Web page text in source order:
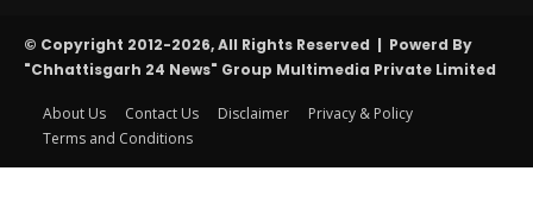
© Copyright 2012-2026, All Rights Reserved | Powerd By
"Chhattisgarh 24 News" Group Multimedia Private Limited
About Us Contact Us Disclaimer
Privacy & Policy
Terms and Conditions